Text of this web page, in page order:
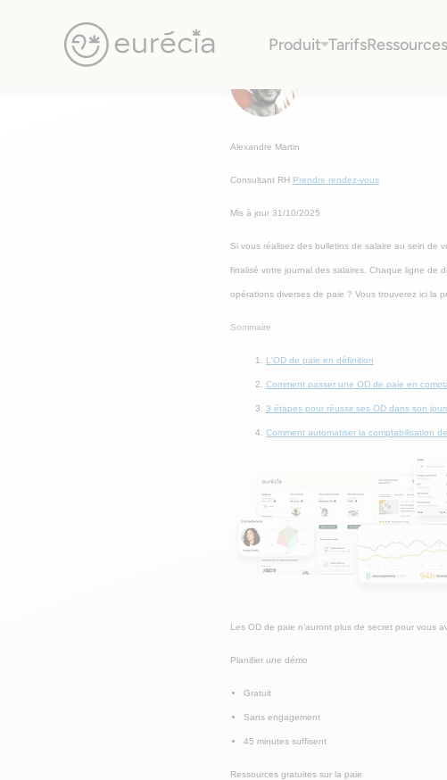
Produit TarifsRessources
Alexandre Martin
Consultant RH Prendre rendez-vous
Mis à jour 31/10/2025
Si vous réalisez des bulletins de salaire au sein de
finalisé votre journal des salaires. Chaque ligne de
opérations diverses de paie ? Vous trouverez ici la
Sommaire
L'OD de paie en définition
Comment passer une OD de paie en
3 étapes pour réussir ses OD dans son
Comment automatiser la comptabilisation
Les OD de paie n’auront plus de secret pour vous
Planifier une démo
Gratuit
Sans engagement
45 minutes suffisent
Ressources gratuites sur la paie